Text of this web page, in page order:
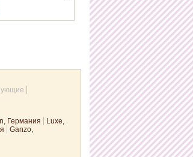
Германия
Luxe,
Ganzo,